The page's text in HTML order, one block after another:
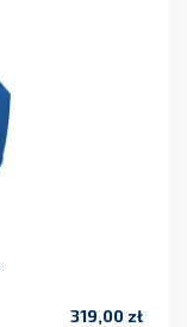
319,00 zł